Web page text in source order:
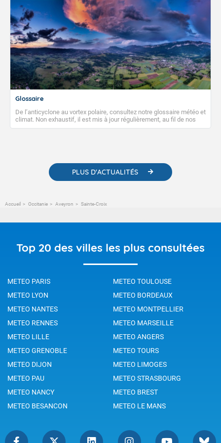
Glossaire
De l’anticyclone au vortex polaire, consultez notre glossaire météo et
climat. Non exhaustif, il est mis à jour régulièrement, au fil de nos
publications. Vous y trouverez également des liens utiles vers nos
PLUS D'ACTUALITÉS
Accueil Occitanie Aveyron Sainte-Croix
Top 20 des villes les plus consultées
METEO PARIS
METEO TOULOUSE
METEO LYON
METEO BORDEAUX
METEO NANTES
METEO MONTPELLIER
METEO RENNES
METEO MARSEILLE
METEO LILLE
METEO ANGERS
METEO GRENOBLE
METEO TOURS
METEO DIJON
METEO LIMOGES
METEO PAU
METEO STRASBOURG
METEO NANCY
METEO BREST
METEO BESANCON
METEO LE MANS